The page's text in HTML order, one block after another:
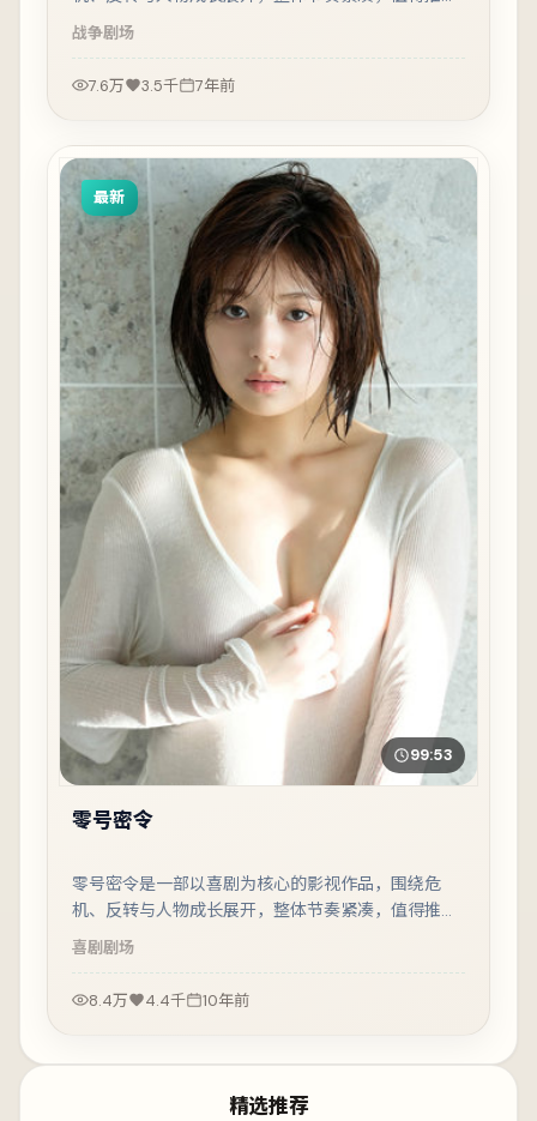
观看。
战争剧场
7.6万 3.5千 7年前
最新
99:53
零号密令
零号密令是一部以喜剧为核心的影视作品，围绕危
机、反转与人物成长展开，整体节奏紧凑，值得推荐
观看。
喜剧剧场
8.4万 4.4千 10年前
精选推荐